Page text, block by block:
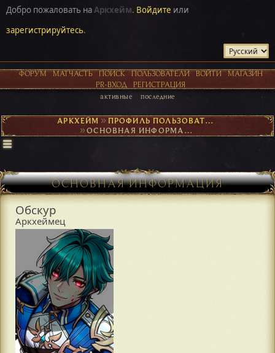
Добро пожаловать наАркхейм. Войдите или
зарегистрируйтесь.
ФОРУМ МАТЧАСТЬ ПОИСК ПОЛЬЗОВАТЕЛИ ВОЙТИ
МАГАЗИН
PR-ВХОД
РЕГИСТРАЦИЯ
активные последние
АРКХЕЙМ► ПРОФИЛЬ ПОЛЬЗОВАТЕЛЯ ОБСКУР
► ОСНОВНАЯ ИНФОРМАЦИЯ
ОСНОВНАЯ ИНФОРМАЦИЯ
Обскур
Аркхеймец